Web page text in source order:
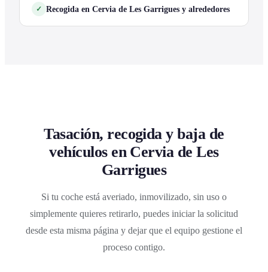
Recogida en Cervia de Les Garrigues y alrededores
Tasación, recogida y baja de
vehículos en Cervia de Les
Garrigues
Si tu coche está averiado, inmovilizado, sin uso o
simplemente quieres retirarlo, puedes iniciar la solicitud
desde esta misma página y dejar que el equipo gestione el
proceso contigo.